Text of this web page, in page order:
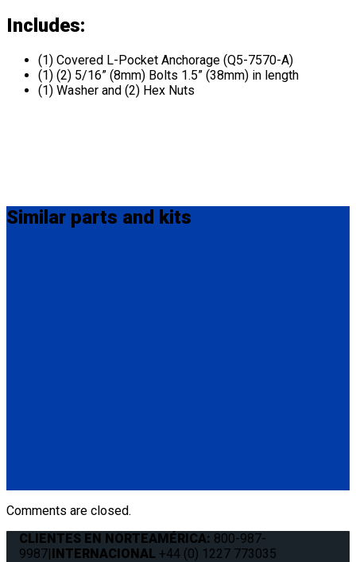
Includes:
(1) Covered L-Pocket Anchorage (Q5-7570-A)
(1) (2) 5/16” (8mm) Bolts 1.5” (38mm) in length
(1) Washer and (2) Hex Nuts
Similar parts and kits
Comments are closed.
CLIENTES EN NORTEAMÉRICA: 800-987-
9987|INTERNACIONAL +44 (0) 1227 773035